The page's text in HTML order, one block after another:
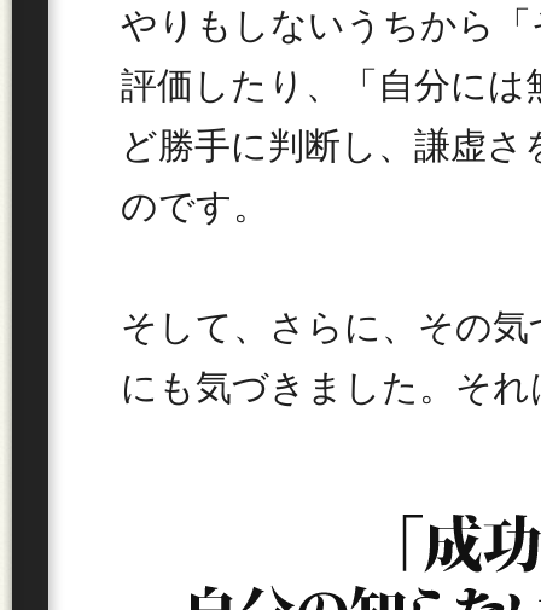
やりもしないうちから
評価したり、「自分に
ど勝手に判断し、謙虚
のです。
そして、さらに、その
にも気づきました。それ